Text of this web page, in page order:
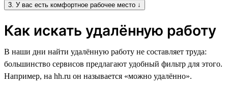
3. У вас есть комфортное рабочее место ↓
Как искать удалённую работу
В наши дни найти удалённую работу не составляет труда:
большинство сервисов предлагают удобный фильтр для этого.
Например, на hh.ru он называется «можно удалённо».